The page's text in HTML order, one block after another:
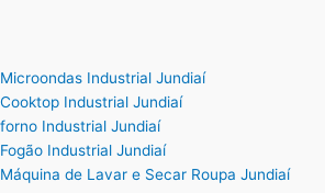
Industrial Jundiaí
Industrial Jundiaí
Industrial Jundiaí
Industrial Jundiaí
de Lavar e Secar Roupa Jundiaí